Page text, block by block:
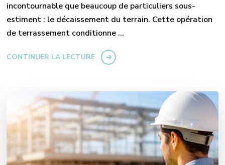
incontournable que beaucoup de particuliers sous-
estiment : le décaissement du terrain. Cette opération
de terrassement conditionne …
CONTINUER LA LECTURE